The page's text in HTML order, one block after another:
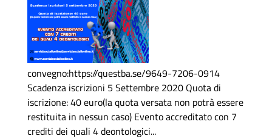
convegno:https://questba.se/9649-7206-0914
Scadenza iscrizioni 5 Settembre 2020 Quota di
iscrizione: 40 euro(la quota versata non potrà essere
restituita in nessun caso) Evento accreditato con 7
crediti dei quali 4 deontologici...